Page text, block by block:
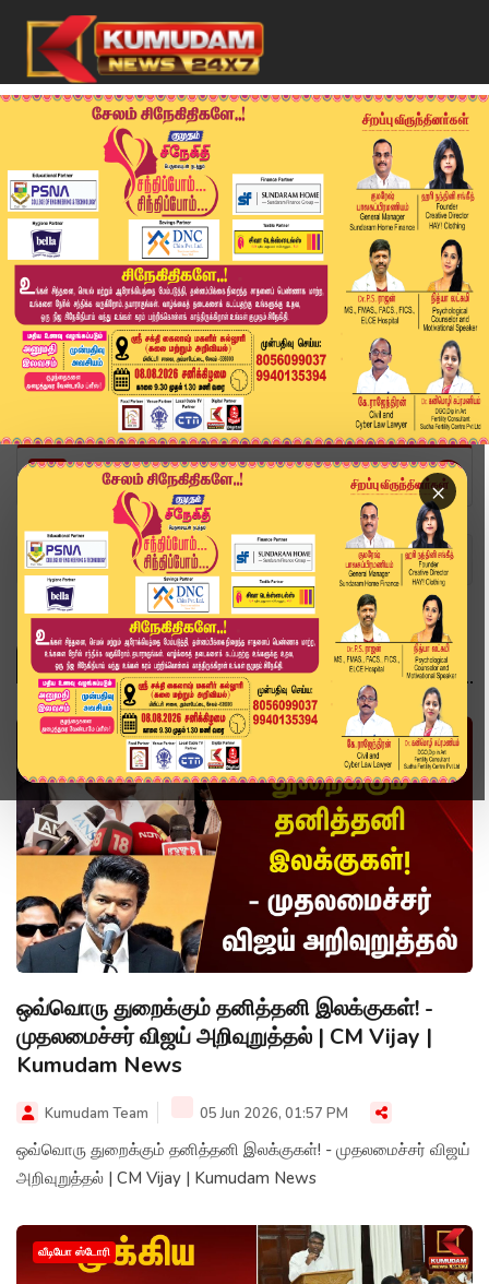
×
Home Topics
ஒவ்வொரு துறைக்கும் தனித்தனி இலக்குகள்! -
முதலமைச்சர் விஜய் அறிவுறுத்தல் | CM Vijay |
Kumudam News
Kumudam Team 05 Jun 2026, 01:57 PM
ஒவ்வொரு துறைக்கும் தனித்தனி இலக்குகள்! - முதலமைச்சர் விஜய்
அறிவுறுத்தல் | CM Vijay | Kumudam News
வீடியோ ஸ்டோரி